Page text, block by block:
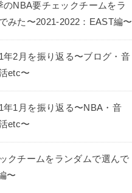
のNBA要チェックチームをラ
みた〜2021-2022：EAST編〜
年2月を振り返る〜ブログ・音
etc〜
年1月を振り返る〜NBA・音
etc〜
クチームをランダムで選んで
〜